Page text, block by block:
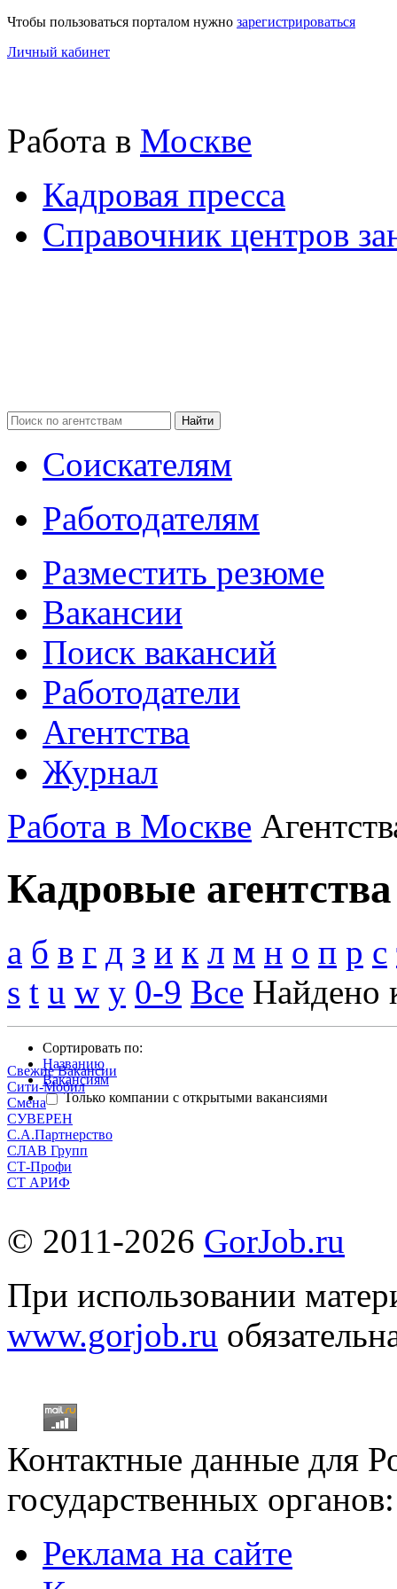
Чтобы пользоваться порталом нужно зарегистрироваться
Личный кабинет
Работа в Москве
Кадровая пресса
Справочник центров
Соискателям
Работодателям
Разместить резюме
Вакансии
Поиск вакансий
Работодатели
Агентства
Журнал
Работа в Москве
Кадровые
а б в г д з и к л м н о п р с
s t u w y 0-9 Все Найдено
Сортировать по:
Названию
Вакансиям
Только компании с открытыми вакансиями
Свежие Вакансии
Сити-Мобил
Смена
СУВЕРЕН
С.А.Партнерство
СЛАВ Групп
СТ-Профи
СТ АРИФ
© 2011-2026 GorJob.ru
При использовании
www.gorjob.ru
Контактные данные для
государственных
Реклама на сайте